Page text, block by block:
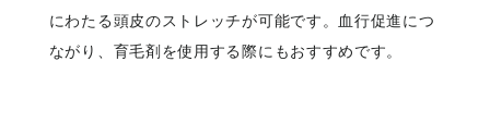
にわたる頭皮のストレッチが可能です。血行促進につ
ながり、育毛剤を使用する際にもおすすめです。